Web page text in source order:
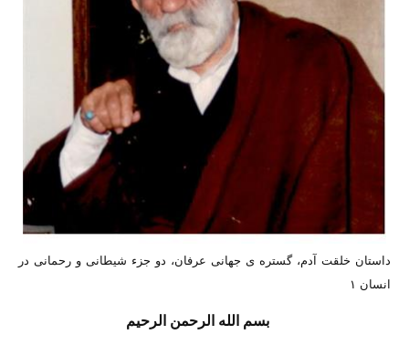
داستان خلقت آدم،گستره ی جهانی عرفان، دو جزء شیطانی و رحمانی در
انسان ۱
بسم الله الرحمن الرحيم